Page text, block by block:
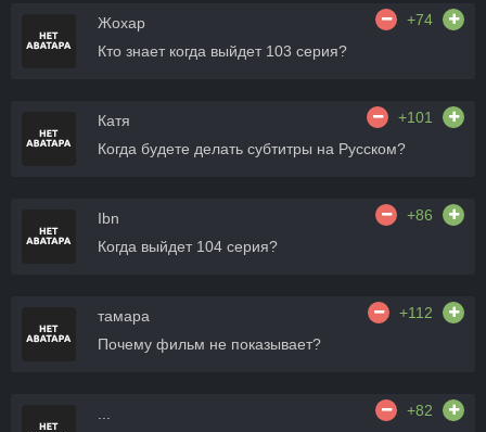
Жохар
+74
Кто знает когда выйдет 103 серия?
Катя
+101
Когда будете делать субтитры на Русском?
Ibn
+86
Когда выйдет 104 серия?
тамара
+112
Почему фильм не показывает?
+82